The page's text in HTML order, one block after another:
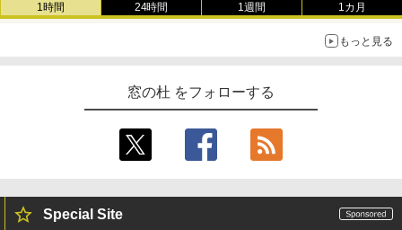
1時間 24時間 1週間 1カ月
もっと見る
窓の杜 をフォローする
Special Site